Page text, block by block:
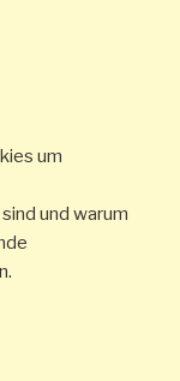
um
und warum